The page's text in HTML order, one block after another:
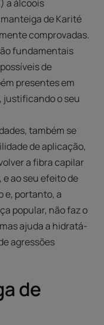
a álcoois
de Karité
comprovadas.
fundamentais
de
presentes em
justificando o seu
também se
de aplicação,
a fibra capilar
ao seu efeito de
e, portanto, a
popular, não faz o
ajuda a hidratá-
agressões
de